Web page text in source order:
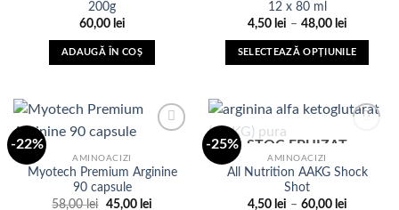
200g
60,00 lei
ADAUGĂ ÎN COȘ
12 x 80 ml
4,50 lei – 48,00 leiInterval
prețuri:
4,50 lei
până
SELECTEAZĂ OPȚIUNILE
are
multe
variații.
Opțiunile
pot
-22%
Adauga
AMINOACIZI
Myotech Premium Arginine
90 capsule
58,00lei
Prețul
45,00 leiPrețul
-25%
Adauga
STOC EPUIZAT
AMINOACIZI
All Nutrition AAKG Shock
Shot
4,50 lei – 60,00 leiInterval